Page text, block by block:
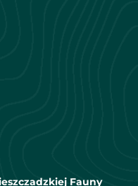
Fauny